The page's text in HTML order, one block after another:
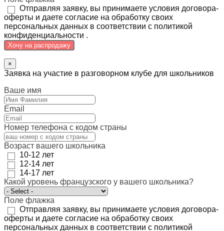
Отправляя заявку, вы принимаете условия договора-
оферты и даете согласие на обработку своих
персональных данных в соответствии с политикой
конфиденциальности .
Хочу на распродажу
×
Заявка на участие в разговорном клубе для школьников
Ваше имя
Email
Номер телефона с кодом страны
Возраст вашего школьника
10-12 лет
12-14 лет
14-17 лет
Какой уровень французского у вашего школьника?
Поле флажка
Отправляя заявку, вы принимаете условия договора-
оферты и даете согласие на обработку своих
персональных данных в соответствии с политикой